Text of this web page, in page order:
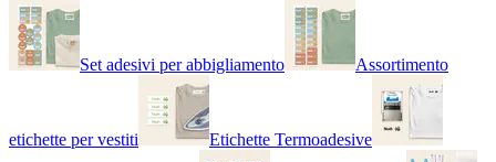
Set adesivi per abbigliamento Assortimento
etichette per vestiti Etichette Termoadesive